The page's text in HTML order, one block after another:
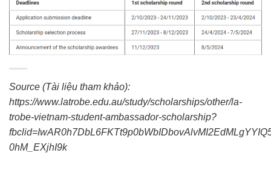
Source (Tài liệu tham khảo):
https://www.latrobe.edu.au/study/scholarships/other/la-
trobe-vietnam-student-ambassador-scholarship?
0hM_EXjhI9k